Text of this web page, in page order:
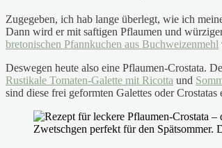
Zugegeben, ich hab lange überlegt, wie ich
Dann wird er mit saftigen Pflaumen und
bretonischen Pfannkuchen aus Buchweizenmehl
Deswegen heute also eine Pflaumen-Crostata.
Rustikale Tomaten-Galette mit Ricotta und
sind diese frei geformten Galettes oder Crostatas